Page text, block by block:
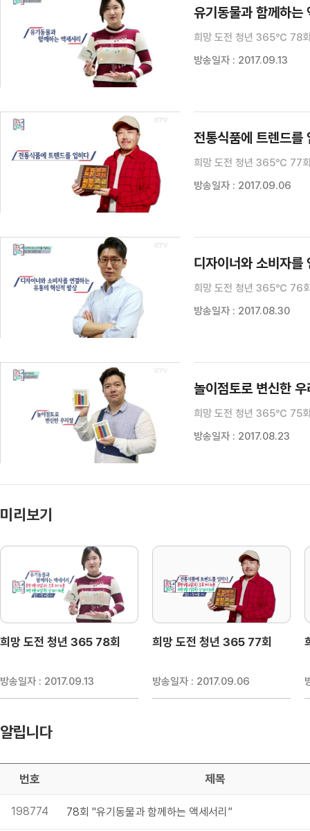
유기동물과 함께하
희망 도전 청년 365℃ 78
방송일자 : 2017.09.13
전통식품에 트렌드
희망 도전 청년 365℃ 77
방송일자 : 2017.09.06
희망 도전 청년 365℃ 76
방송일자 : 2017.08.30
놀이점토로 변신한
희망 도전 청년 365℃ 75
방송일자 : 2017.08.23
미리보기
희망 도전 청년 365 78회
방송일자 : 2017.09.13
희망 도전 청년 365 77회
방송일자 : 2017.09.06
알립니다
번호 제목
198774 78회 "유기동물과 함께하는 액세서리”